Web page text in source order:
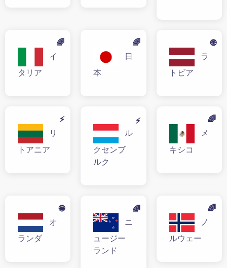
イ
タリア
🌈
日
本
🌈
ラ
トビア
🌐
リ
トアニア
⚡
ル
クセンブ
ルク
⚡
メ
キシコ
🌈
オ
ランダ
🌐
ニ
ュージー
ランド
🌈
ノ
ルウェー
🌈